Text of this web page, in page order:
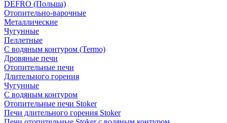
DEFRO (Польша)
Отопительно-варочные
Металлические
Чугунные
Пеллетные
С водяным контуром (Termo)
Дровяные печи
Отопительные печи
Длительного горения
Чугунные
C водяным контуром
Отопительные печи Stoker
Печи длительного горения Stoker